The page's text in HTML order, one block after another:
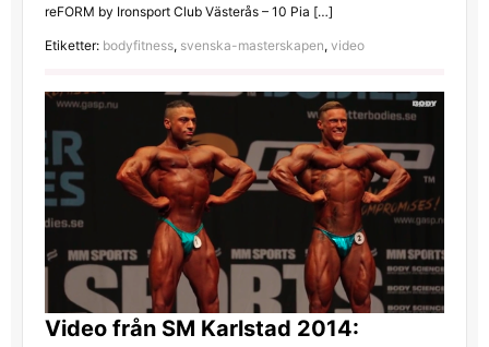
reFORM by Ironsport Club Västerås – 10 Pia […]
Etiketter: bodyfitness, svenska-masterskapen, video
Video från SM Karlstad 2014: